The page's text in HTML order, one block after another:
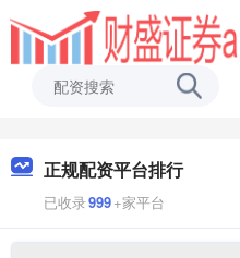
正规配资平台排行
已收录999+家平台